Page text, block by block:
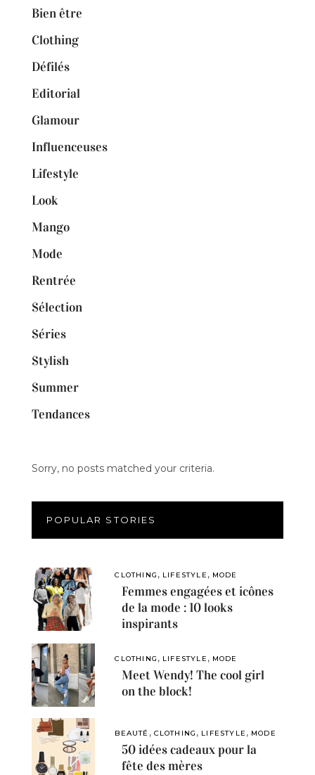
Bien être
Clothing
Défilés
Editorial
Glamour
Influenceuses
Lifestyle
Look
Mango
Mode
Rentrée
Sélection
Séries
Stylish
Summer
Tendances
Sorry, no posts matched your criteria.
POPULAR STORIES
CLOTHING , LIFESTYLE , MODE
Femmes engagées et icônes
de la mode : 10 looks
inspirants
CLOTHING , LIFESTYLE , MODE
Meet Wendy! The cool girl
on the block!
BEAUTÉ , CLOTHING , LIFESTYLE , MODE
50 idées cadeaux pour la
fête des mères